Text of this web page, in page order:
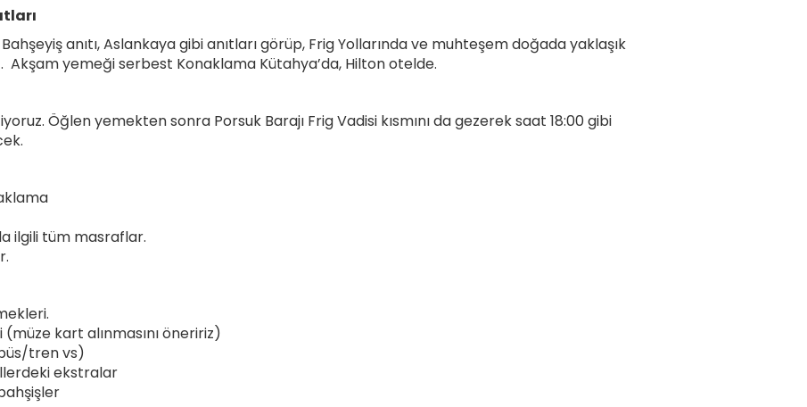
anıtı, Aslankaya gibi anıtları görüp, Frig Yollarında ve muhteşem doğada yaklaşık
Akşam yemeği serbest Konaklama Kütahya’da, Hilton otelde.
Öğlen yemekten sonra Porsuk Barajı Frig Vadisi kısmını da gezerek saat 18:00 gibi
ilgili tüm masraflar.
kart alınmasını öneririz)
tren vs)
ekstralar